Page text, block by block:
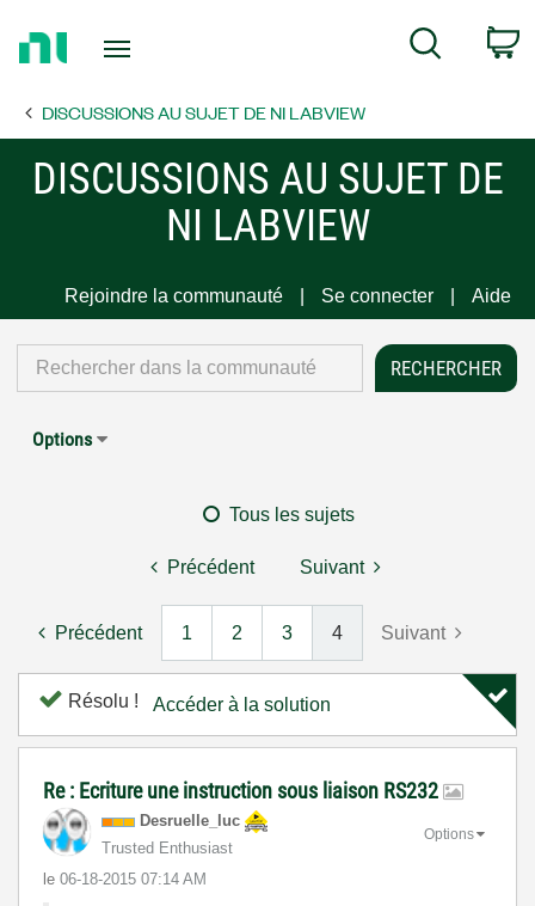
Page
Search
DISCUSSIONS AU SUJET DE NI LABVIEW
DISCUSSIONS AU SUJET DE
NI LABVIEW
Rejoindre la communauté Se connecter Aide
Options
Tous les sujets
Précédent Suivant
Précédent 1 2 3 4 Suivant
Résolu ! Accéder à la solution
Re : Ecriture une instruction sous liaison RS232
Desruelle_luc
Trusted Enthusiast
le ‎06-18-2015 07:14 AM
Options